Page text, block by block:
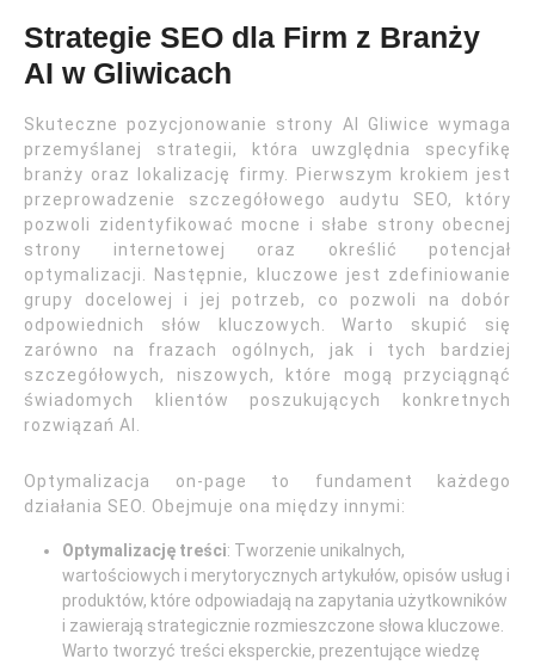
Strategie SEO dla Firm z Branży
AI w Gliwicach
Skuteczne pozycjonowanie strony AI Gliwice wymaga
przemyślanej strategii, która uwzględnia specyfikę
branży oraz lokalizację firmy. Pierwszym krokiem jest
przeprowadzenie szczegółowego audytu SEO, który
pozwoli zidentyfikować mocne i słabe strony obecnej
strony internetowej oraz określić potencjał
optymalizacji. Następnie, kluczowe jest zdefiniowanie
grupy docelowej i jej potrzeb, co pozwoli na dobór
odpowiednich słów kluczowych. Warto skupić się
zarówno na frazach ogólnych, jak i tych bardziej
szczegółowych, niszowych, które mogą przyciągnąć
świadomych klientów poszukujących konkretnych
rozwiązań AI.
Optymalizacja on-page to fundament każdego
działania SEO. Obejmuje ona między innymi:
Optymalizację treści: Tworzenie unikalnych,
wartościowych i merytorycznych artykułów, opisów usług i
produktów, które odpowiadają na zapytania użytkowników
i zawierają strategicznie rozmieszczone słowa kluczowe.
Warto tworzyć treści eksperckie, prezentujące wiedzę